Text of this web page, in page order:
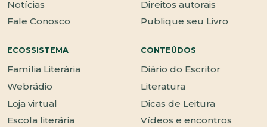
Notícias
Fale Conosco
Direitos autorais
Publique seu Livro
ECOSSISTEMA
Família Literária
Webrádio
Loja virtual
Escola literária
CONTEÚDOS
Diário do Escritor
Literatura
Dicas de Leitura
Vídeos e encontros